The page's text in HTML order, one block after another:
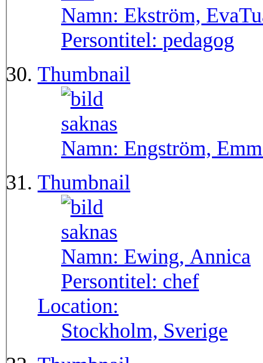
Namn: Ekström,
Persontitel: pedagog
Thumbnail
Namn: Engström,
Thumbnail
Namn: Ewing, Annica
Persontitel: chef
Location:
Stockholm, Sverige